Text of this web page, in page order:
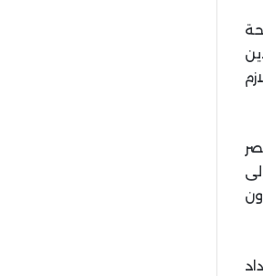
والناشئات لألعاب الماء، والتي تقام في القاهرة خلال الفترة من 24 إلى